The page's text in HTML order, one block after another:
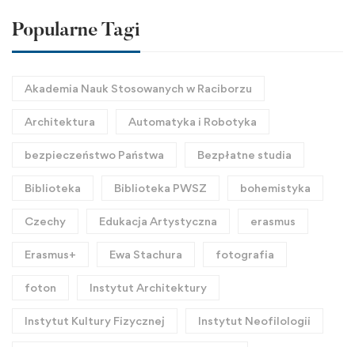
Popularne Tagi
Akademia Nauk Stosowanych w Raciborzu
Architektura Automatyka i Robotyka
bezpieczeństwo Państwa Bezpłatne studia
Biblioteka Biblioteka PWSZ bohemistyka
Czechy Edukacja Artystyczna erasmus
Erasmus+ Ewa Stachura fotografia
foton Instytut Architektury
Instytut Kultury Fizycznej Instytut Neofilologii